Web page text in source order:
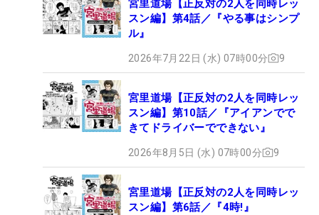
宮里道場【正反対の2人を同時レッ
スン編】第4話／『やる事はシンプ
ル』
2026年7月22日 (水) 07時00分 9
宮里道場【正反対の2人を同時レッ
スン編】第10話／『アイアンでで
きてドライバーでできない』
2026年8月5日 (水) 07時00分 9
宮里道場【正反対の2人を同時レッ
スン編】第6話／『4時!』